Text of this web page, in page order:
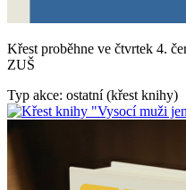
Křest proběhne ve čtvrtek 4.
ZUŠ
Typ akce: ostatní (křest knihy)